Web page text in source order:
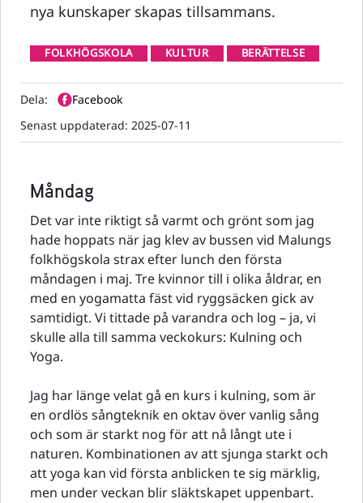
nya kunskaper skapas tillsammans.
FOLKHÖGSKOLA KULTUR BERÄTTELSE
Dela:
Facebook
Senast uppdaterad: 2025-07-11
Måndag
Det var inte riktigt så varmt och grönt som jag
hade hoppats när jag klev av bussen vid Malungs
folkhögskola strax efter lunch den första
måndagen i maj. Tre kvinnor till i olika åldrar, en
med en yogamatta fäst vid ryggsäcken gick av
samtidigt. Vi tittade på varandra och log – ja, vi
skulle alla till samma veckokurs: Kulning och
Yoga.
Jag har länge velat gå en kurs i kulning, som är
en ordlös sångteknik en oktav över vanlig sång
och som är starkt nog för att nå långt ute i
naturen. Kombinationen av att sjunga starkt och
att yoga kan vid första anblicken te sig märklig,
men under veckan blir släktskapet uppenbart.